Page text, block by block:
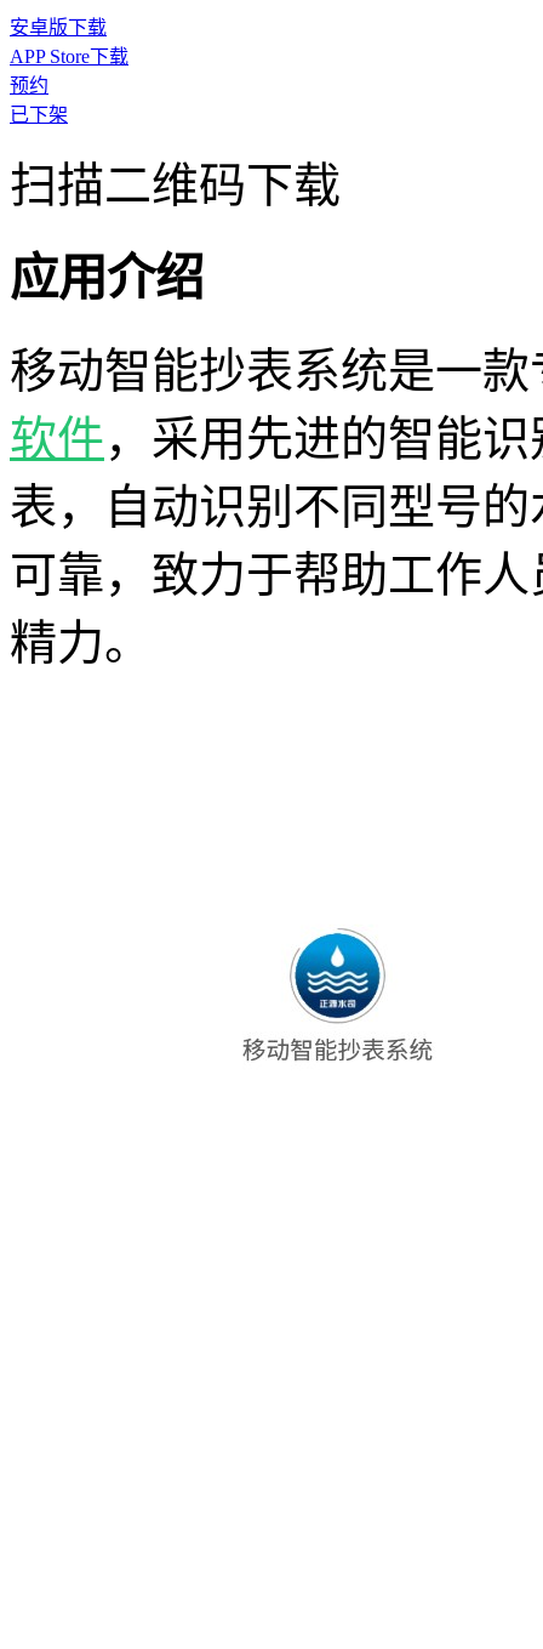
安卓版下载
APP Store下载
预约
已下架
扫描二维码下载
应用介绍
移动智能抄表系统是一
软件，采用先进的智能
表，自动识别不同型号
可靠，致力于帮助工作
精力。